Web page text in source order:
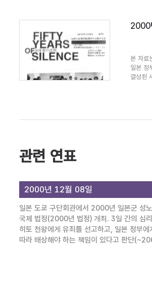
2000
본 자료
일본 정
결성된
관련 연표
2000년 12월 08일
일본 도쿄 구단회관에서 2000년 일본군 성
국제 법정(2000년 법정) 개최. 3일 간의 심
히토 천왕에게 유죄를 선고하고, 일본 정부에
따라 배상해야 하는 책임이 있다고 판단